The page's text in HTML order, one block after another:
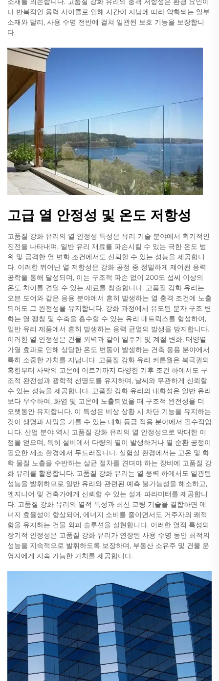
나 반복적인 응력 사이클로 인해 시간이 지남에 따라 약화되는 일부
소재와 달리, 사용 수명 전반에 걸쳐 일관된 보호 기능을 보장합니
다.
고급 열 안정성 및 온도 저항성
고품질 강화 유리의 열 안정성 특성은 유리 기술 분야에서 획기적인
진전을 나타내며, 일반 유리 재료를 파손시킬 수 있는 극한 온도 범
위 및 급격한 열 변화 조건에서도 신뢰할 수 있는 성능을 제공합니
다. 이러한 뛰어난 열 저항성은 강화 공정 중 정밀하게 제어된 응력
공학을 통해 달성되며, 이는 구조적 파손 없이 200도 섭씨 이상의
온도 차이를 견딜 수 있는 재료를 창출합니다. 고품질 강화 유리는
오븐 도어와 같은 응용 분야에서 흔히 발생하는 열 충격 조건에 노출
되어도 그 완전성을 유지합니다. 강화 과정에서 유도된 분자 구조 변
화는 열 팽창 및 수축을 흡수할 수 있는 유리 매트릭스를 형성하여,
일반 유리 제품에서 흔히 발생하는 응력 균열의 발생을 방지합니다.
이러한 열 안정성은 건물 외벽과 같이 일주기 및 계절 변화, 태양열
가열 효과로 인해 상당한 온도 변동이 발생하는 건축 응용 분야에서
특히 소중한 가치를 지닙니다. 고품질 강화 유리 커튼월은 북극권의
혹한부터 사막의 고온에 이르기까지 다양한 기후 조건 하에서도 구
조적 완전성과 광학적 선명도를 유지하며, 날씨와 무관하게 신뢰할
수 있는 성능을 제공합니다. 고품질 강화 유리의 내화성은 일반 유리
보다 우수하여, 화염 및 고온에 노출되었을 때 구조적 완전성을 더
오랫동안 유지합니다. 이 특성은 비상 상황 시 차단 기능을 유지하는
것이 생명과 사망을 가를 수 있는 내화 등급 적용 분야에서 필수적입
니다. 산업 분야 역시 고품질 강화 유리의 열 안정성으로 막대한 이
점을 얻으며, 특히 설비에서 다량의 열이 발생하거나 열 순환 공정이
필요한 제조 환경에서 두드러집니다. 실험실 환경에서는 고온 및 화
학 물질 노출을 수반하는 살균 절차를 견뎌야 하는 장비에 고품질 강
화 유리를 활용합니다. 고품질 강화 유리는 열 응력 하에서도 일관된
성능을 발휘하므로 일반 유리와 관련된 예측 불가능성을 해소하고,
엔지니어 및 건축가에게 신뢰할 수 있는 설계 파라미터를 제공합니
다. 고품질 강화 유리의 열적 특성과 최신 코팅 기술을 결합하면 에
너지 효율성이 향상되어, 에너지 소비를 줄이면서도 거주자의 쾌적
함을 유지하는 건물 외피 솔루션을 실현합니다. 이러한 열적 특성의
장기적 안정성은 고품질 강화 유리가 연장된 사용 수명 동안 최적의
성능을 지속적으로 발휘하도록 보장하며, 부동산 소유주 및 건물 운
영자에게 지속 가능한 가치를 제공합니다.